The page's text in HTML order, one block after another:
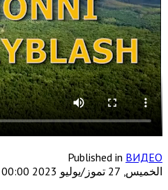
Published in ВИДЕО
الخميس, 27 تموز/يوليو 2023 00:00